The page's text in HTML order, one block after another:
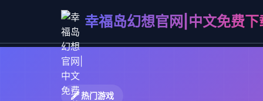
幸福岛幻想官网|中文免费下
🖋️ 热门游戏